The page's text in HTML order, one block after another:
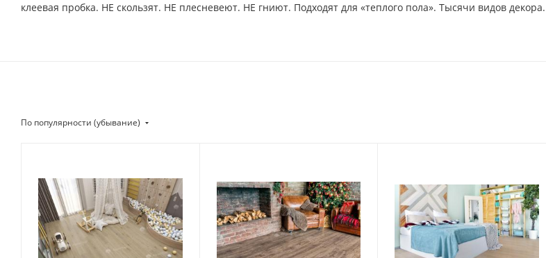
клеевая пробка. НЕ скользят. НЕ плесневеют. НЕ гниют. Подходят для «теплого пола». Тысячи видов
По популярности (убывание)